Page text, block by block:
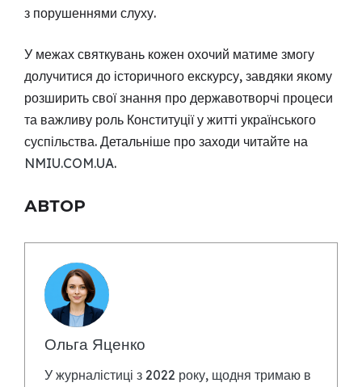
з порушеннями слуху.
У межах святкувань кожен охочий матиме змогу
долучитися до історичного екскурсу, завдяки якому
розширить свої знання про державотворчі процеси
та важливу роль Конституції у житті українського
суспільства. Детальніше про заходи читайте на
NMIU.COM.UA.
АВТОР
Ольга Яценко
У журналістиці з 2022 року, щодня тримаю в